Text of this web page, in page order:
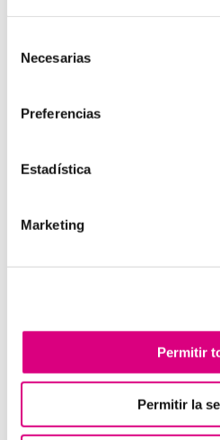
Necesarias
Preferencias
Estadística
Marketing
Permitir
Permitir la
15 años de experiencia,
negocio.
Telefonía Virtual,
; siempre con las
excelente.
través de nuestro email:
comentario.
Telefonía Virtual
Interfonos IP para